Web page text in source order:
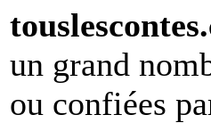
un grand
ou confiées